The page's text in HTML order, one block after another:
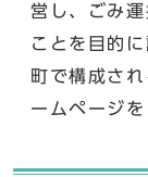
営し、ごみ
ことを目的
町で構成さ
ームページを